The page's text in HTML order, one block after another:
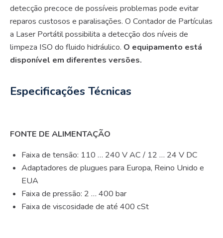
detecção precoce de possíveis problemas pode evitar
reparos custosos e paralisações. O Contador de Partículas
a Laser Portátil possibilita a detecção dos níveis de
limpeza ISO do fluido hidráulico. O equipamento está
disponível em diferentes versões.
Especificações Técnicas
FONTE DE ALIMENTAÇÃO
Faixa de tensão: 110 … 240 V AC / 12 … 24 V DC
Adaptadores de plugues para Europa, Reino Unido e
EUA
Faixa de pressão: 2 … 400 bar
Faixa de viscosidade de até 400 cSt